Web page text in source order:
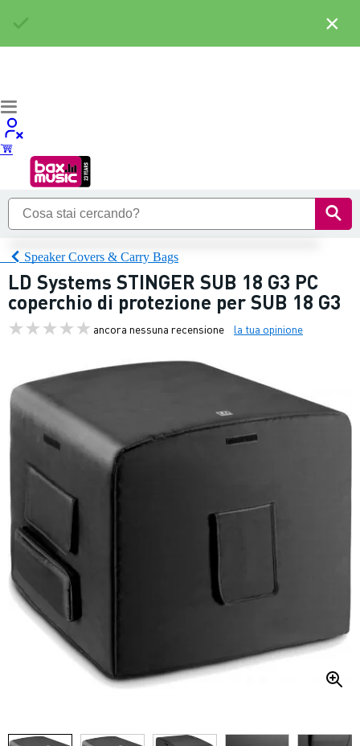
Speaker Covers & Carry Bags
LD Systems STINGER SUB 18 G3 PC
coperchio di protezione per SUB 18 G3
ancora nessuna recensione la tua opinione
×